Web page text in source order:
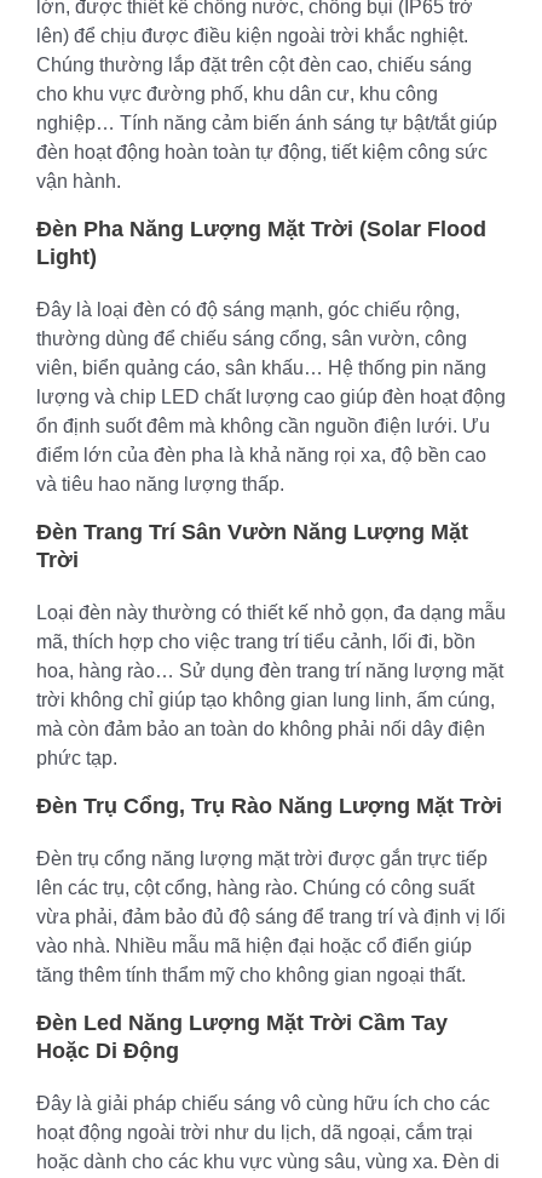
lớn, được thiết kế chống nước, chống bụi (IP65 trở
lên) để chịu được điều kiện ngoài trời khắc nghiệt.
Chúng thường lắp đặt trên cột đèn cao, chiếu sáng
cho khu vực đường phố, khu dân cư, khu công
nghiệp… Tính năng cảm biến ánh sáng tự bật/tắt giúp
đèn hoạt động hoàn toàn tự động, tiết kiệm công sức
vận hành.
Đèn Pha Năng Lượng Mặt Trời (Solar Flood
Light)
Đây là loại đèn có độ sáng mạnh, góc chiếu rộng,
thường dùng để chiếu sáng cổng, sân vườn, công
viên, biển quảng cáo, sân khấu… Hệ thống pin năng
lượng và chip LED chất lượng cao giúp đèn hoạt động
ổn định suốt đêm mà không cần nguồn điện lưới. Ưu
điểm lớn của đèn pha là khả năng rọi xa, độ bền cao
và tiêu hao năng lượng thấp.
Đèn Trang Trí Sân Vườn Năng Lượng Mặt
Trời
Loại đèn này thường có thiết kế nhỏ gọn, đa dạng mẫu
mã, thích hợp cho việc trang trí tiểu cảnh, lối đi, bồn
hoa, hàng rào… Sử dụng đèn trang trí năng lượng mặt
trời không chỉ giúp tạo không gian lung linh, ấm cúng,
mà còn đảm bảo an toàn do không phải nối dây điện
phức tạp.
Đèn Trụ Cổng, Trụ Rào Năng Lượng Mặt Trời
Đèn trụ cổng năng lượng mặt trời được gắn trực tiếp
lên các trụ, cột cổng, hàng rào. Chúng có công suất
vừa phải, đảm bảo đủ độ sáng để trang trí và định vị lối
vào nhà. Nhiều mẫu mã hiện đại hoặc cổ điển giúp
tăng thêm tính thẩm mỹ cho không gian ngoại thất.
Đèn Led Năng Lượng Mặt Trời Cầm Tay
Hoặc Di Động
Đây là giải pháp chiếu sáng vô cùng hữu ích cho các
hoạt động ngoài trời như du lịch, dã ngoại, cắm trại
hoặc dành cho các khu vực vùng sâu, vùng xa. Đèn di